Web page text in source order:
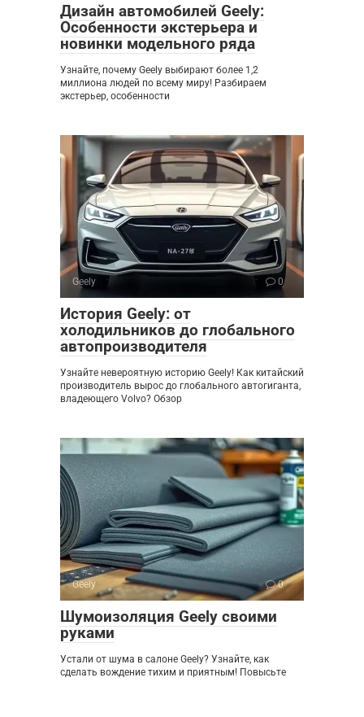
Дизайн автомобилей Geely:
Особенности экстерьера и
новинки модельного ряда
Узнайте, почему Geely выбирают более 1,2
миллиона людей по всему миру! Разбираем
экстерьер, особенности
Geely 0
История Geely: от
холодильников до глобального
автопроизводителя
Узнайте невероятную историю Geely! Как китайский
производитель вырос до глобального автогиганта,
владеющего Volvo? Обзор
Geely 0
Шумоизоляция Geely своими
руками
Устали от шума в салоне Geely? Узнайте, как
сделать вождение тихим и приятным! Повысьте